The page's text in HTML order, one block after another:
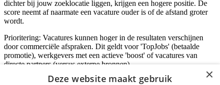
dichter bij jouw zoeklocatie liggen, krijgen een hogere positie. De
score neemt af naarmate een vacature ouder is of de afstand groter
wordt.
Prioritering: Vacatures kunnen hoger in de resultaten verschijnen
door commerciële afspraken. Dit geldt voor 'TopJobs' (betaalde
promotie), werkgevers met een actieve 'boost' of vacatures van
directe partners (versus externe bronnen).
×
Deze website maakt gebruik